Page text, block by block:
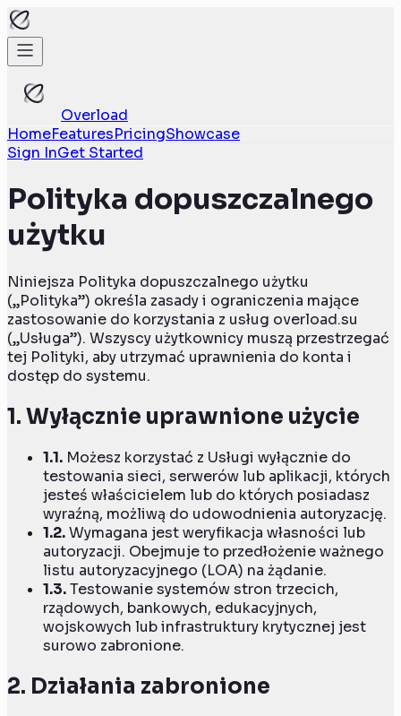
Overload
HomeFeaturesPricingShowcase
Sign InGet Started
Polityka dopuszczalnego
użytku
Niniejsza Polityka dopuszczalnego użytku
(„Polityka”) określa zasady i ograniczenia mające
zastosowanie do korzystania z usług overload.su
(„Usługa”). Wszyscy użytkownicy muszą przestrzegać
tej Polityki, aby utrzymać uprawnienia do konta i
dostęp do systemu.
1. Wyłącznie uprawnione użycie
1.1. Możesz korzystać z Usługi wyłącznie do
testowania sieci, serwerów lub aplikacji, których
jesteś właścicielem lub do których posiadasz
wyraźną, możliwą do udowodnienia autoryzację.
1.2.Wymagana jest weryfikacja własności lub
autoryzacji. Obejmuje to przedłożenie ważnego
listu autoryzacyjnego (LOA) na żądanie.
1.3.Testowanie systemów stron trzecich,
rządowych, bankowych, edukacyjnych,
wojskowych lub infrastruktury krytycznej jest
surowo zabronione.
2. Działania zabronione